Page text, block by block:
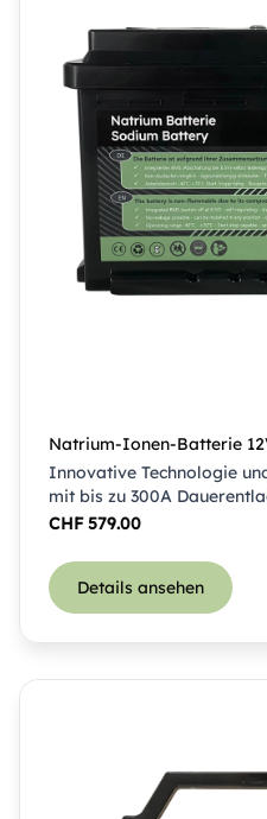
Natrium-Ionen-Batterie
Innovative Technologie
mit bis zu 300A
CHF579.00
Details ansehen